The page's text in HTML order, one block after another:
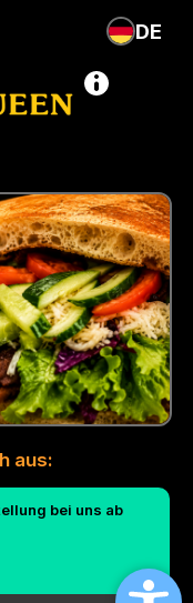
DE
aus:
bei uns ab